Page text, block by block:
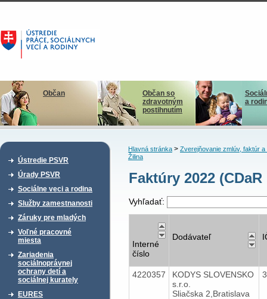
Občan
Občan so
zdravotným
postihnutím
a
Ústredie PSVR
Úrady PSVR
Sociálne veci a rodina
Služby zamestnanosti
Záruky pre mladých
Voľné pracovné
miesta
Zariadenia
sociálnoprávnej
ochrany detí a
sociálnej kurately
EURES
Hlavná stránka> Zverejňovanie zmlúv, faktúr a
Žilina
Faktúry 2022
Vyhľadať:
Interné
číslo
Dodávateľ
4220357
KODYS SLOVENSKO
s.r.o.
Sliačska 2,Bratislava